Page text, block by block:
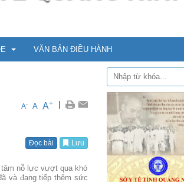
5 - dưới 12 tuổi
VĂN BẢN ĐIỀU HÀNH
A- A A+ |
Đọc bài Lưu
tâm nỗ lực vượt qua khó
và đang tiếp thêm sức